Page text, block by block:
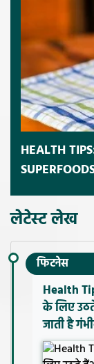
HEALTH
लेटेस्ट लेख
फिटनेस
Health
के लिए
जाती है